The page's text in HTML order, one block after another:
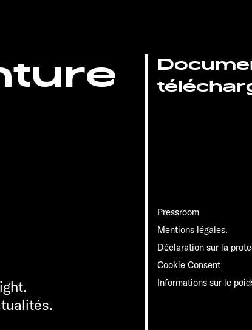
Pressroom
Mentions légales.
Déclaration sur la
Cookie Consent
Informations sur le